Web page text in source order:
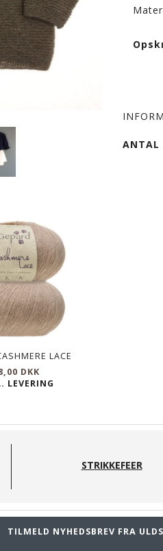
ANTAL
LACE
DKK
LEVERING
STRIKKEFEER
TILMELD NYHEDSBREV FRA